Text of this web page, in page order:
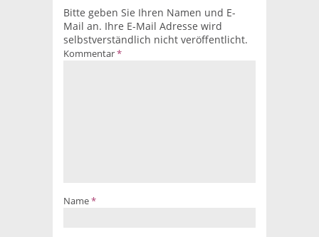
Bitte geben Sie Ihren Namen und E-
Mail an. Ihre E-Mail Adresse wird
selbstverständlich nicht veröffentlicht.
Kommentar*
Name*